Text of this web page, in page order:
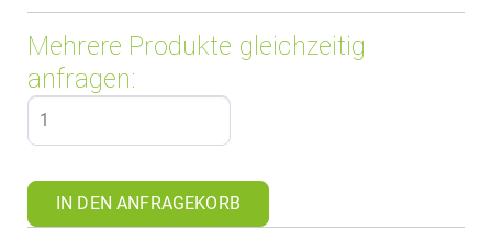
Mehrere Produkte gleichzeitig
anfragen:
IN DEN ANFRAGEKORB